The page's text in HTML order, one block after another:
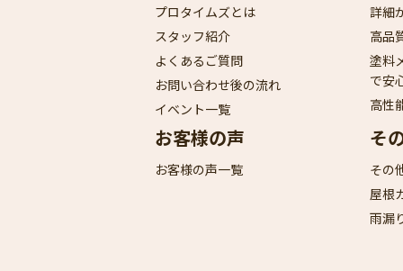
プロタイムズとは
スタッフ紹介
よくあるご質問
お問い合わせ後の流れ
イベント一覧
詳細
高品
塗料
で安
高性
お客様の声
お客様の声一覧
そ
その
屋根
雨漏